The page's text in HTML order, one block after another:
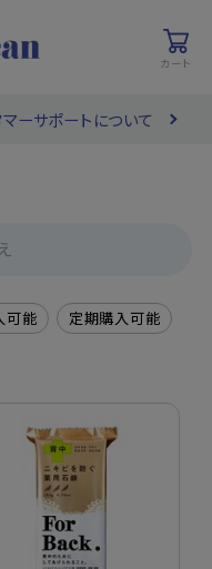
カート
ーサポートについて
可能 定期購入可能